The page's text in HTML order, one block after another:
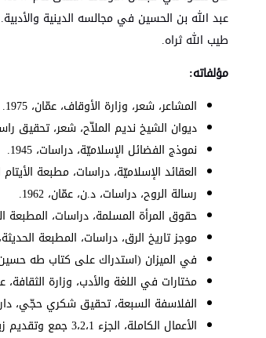
طيب الله ثراه.
مؤلفاته:
المشاعر، شعر، وزارة الأوقاف، عمّان، 1975.
ديوان الشيخ نديم الملاّح، شعر، تحقيق راسم
نموذج الفضائل الإسلاميّة، دراسات، 1945.
العقائد الإسلاميّة، دراسات، مطبعة الأيتام
رسالة الروح، دراسات، د.ن، عمّان، 1962.
حقوق المرأة المسلمة، دراسات، المطبعة
موجز تاريخ الرق، دراسات، المطبعة الحديثة،
في الميزان (استدراك على كتاب طه حسين
مختارات في اللغة والأدب، وزارة
الفلاسفة السبعة، تحقيق شكري حجّي، دار
الأعمال الكاملة، الجزء 3،2،1 جمع وتقديم زياد أبو لبن وسمير اليوسف، وزارة الثقافة، عمّان، 2003.